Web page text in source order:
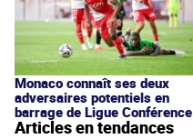
Monaco connaît ses deux
adversaires potentiels en
barrage de Ligue Conférence
Articles en tendances